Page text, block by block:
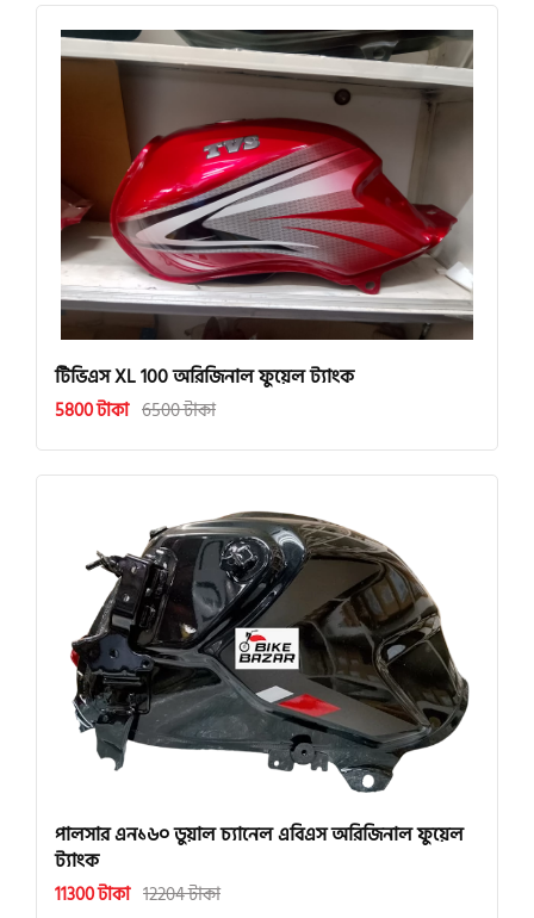
টিভিএস XL 100 অরিজিনাল ফুয়েল ট্যাংক
5800 টাকা 6500 টাকা
পালসার এন১৬০ ডুয়াল চ্যানেল এবিএস অরিজিনাল ফুয়েল
ট্যাংক
11300 টাকা 12204 টাকা